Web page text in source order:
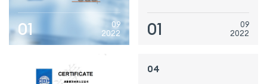
01
09
2022
01
09
2022
04